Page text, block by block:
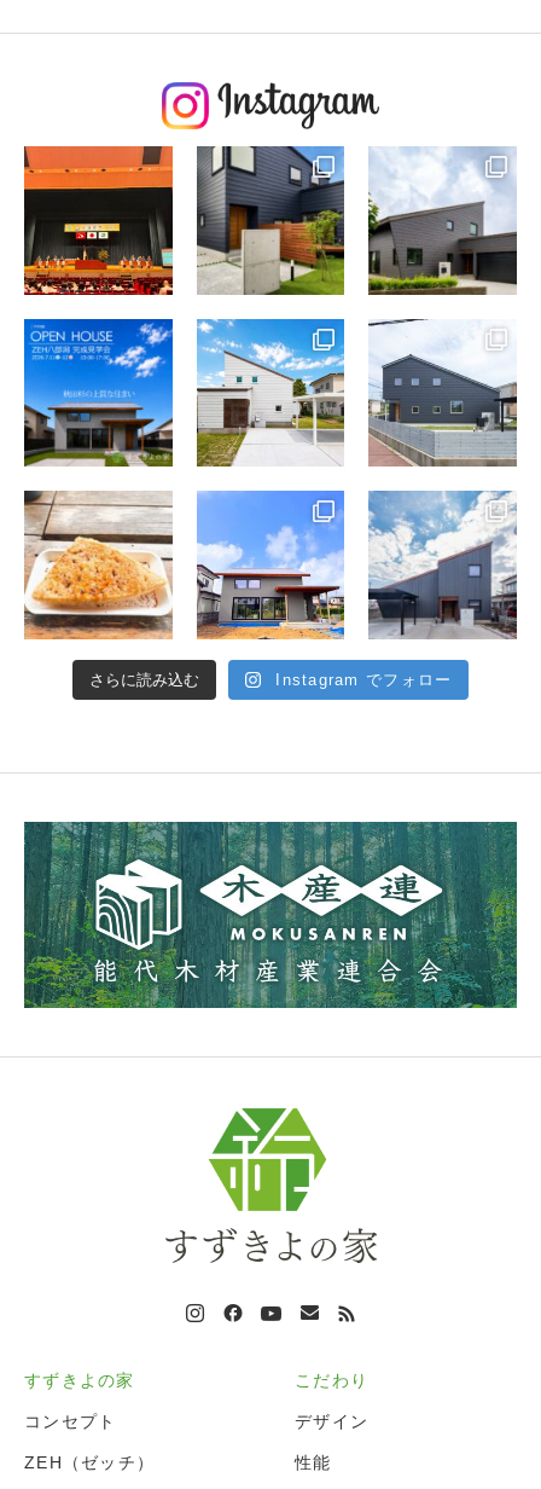
さらに読み込む Instagram でフォロー
すずきよの家
コンセプト
ZEH（ゼッチ）
こだわり
デザイン
性能